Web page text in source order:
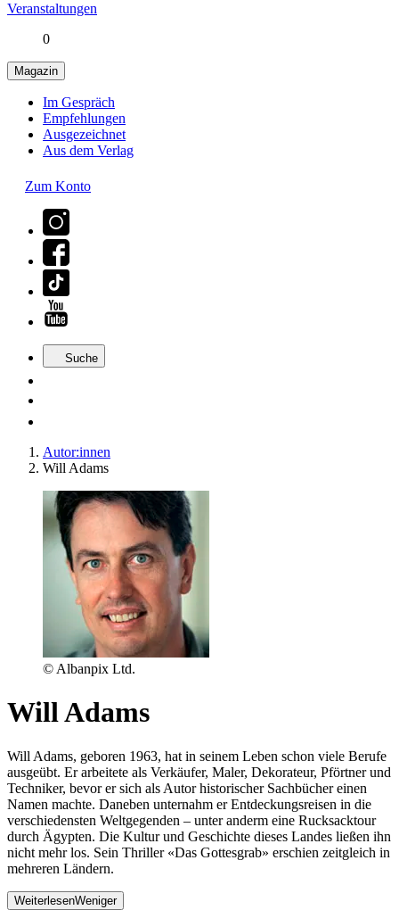
Veranstaltungen
0
Magazin
Im Gespräch
Empfehlungen
Ausgezeichnet
Aus dem Verlag
Zum Konto
Suche
Autor:innen
Will Adams
© Albanpix Ltd.
Will Adams
Will Adams, geboren 1963, hat in seinem Leben schon viele Berufe
ausgeübt. Er arbeitete als Verkäufer, Maler, Dekorateur, Pförtner und
Techniker, bevor er sich als Autor historischer Sachbücher einen
Namen machte. Daneben unternahm er Entdeckungsreisen in die
verschiedensten Weltgegenden – unter anderm eine Rucksacktour
durch Ägypten. Die Kultur und Geschichte dieses Landes ließen ihn
nicht mehr los. Sein Thriller «Das Gottesgrab» erschien zeitgleich in
mehreren Ländern.
WeiterlesenWeniger